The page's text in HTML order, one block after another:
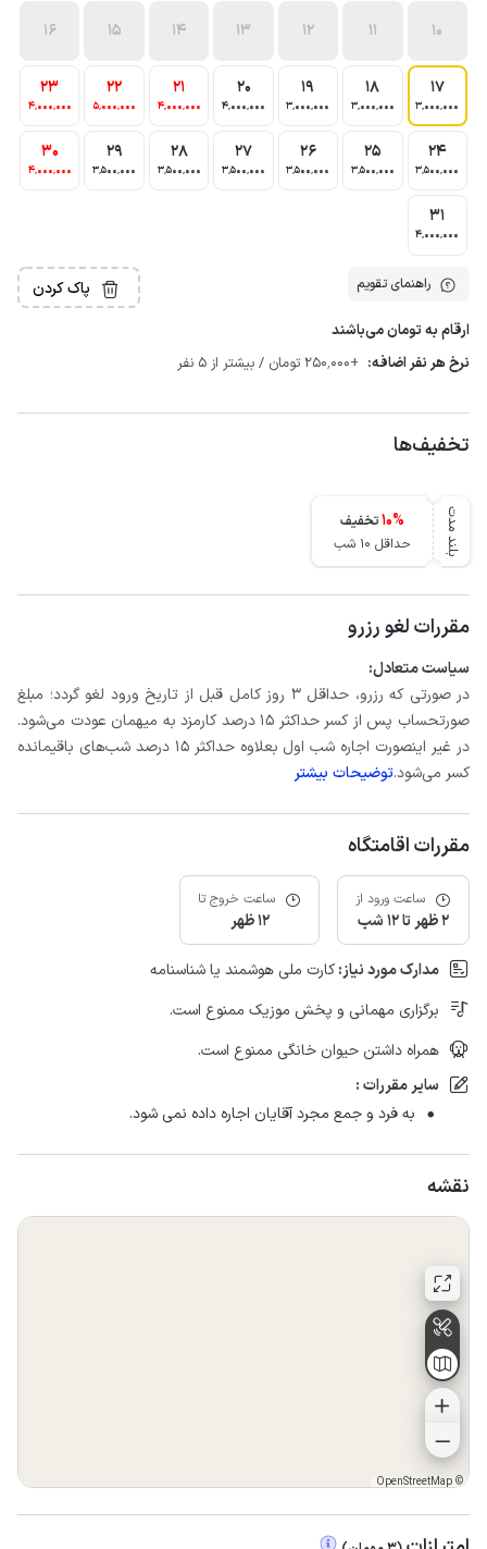
10
11
12
13
14
15
16
17
3٬000٬000
18
3٬000٬000
19
3٬000٬000
20
4٬000٬000
21
4٬000٬000
22
5٬000٬000
23
4٬000٬000
24
3٬500٬000
25
3٬500٬000
26
3٬500٬000
27
3٬500٬000
28
3٬500٬000
29
3٬500٬000
30
4٬000٬000
31
4٬000٬000
راهنمای تقویم پاک کردن
ارقام به تومان می‌باشند
نرخ هر نفر اضافه: +250٬000 تومان / بیشتر از 5 نفر
تخفیف‌ها
بلند مدت 10%
تخفیف
حداقل 10 شب
مقررات لغو رزرو
سیاست متعادل:
در صورتی که رزرو، حداقل 3 روز کامل قبل از تاریخ ورود لغو گردد؛ مبلغ
صورتحساب پس از کسر حداکثر 15 درصد کارمزد به میهمان عودت می‌شود.
در غیر اینصورت اجاره شب اول بعلاوه حداکثر 15 درصد شب‌های باقیمانده
کسر می‌شود.توضیحات بیشتر
مقررات اقامتگاه
ساعت ورود از
2 ظهر تا 12 شب
ساعت خروج تا
12 ظهر
مدارک مورد نیاز:کارت ملی هوشمند یا شناسنامه
برگزاری مهمانی و پخش موزیک ممنوع است.
همراه داشتن حیوان خانگی ممنوع است.
سایر مقررات :
به فرد و جمع مجرد آقایان اجاره داده نمی شود.
نقشه
©
OpenStreetMap